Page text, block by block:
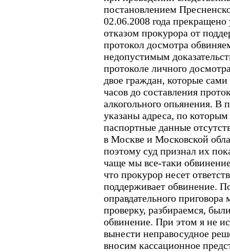
постановлением
02.06.2008 года прекращено
отказом прокурора от
протокол досмотра
недопустимым
протоколе личного
двое граждан, которые
часов до составления
алкогольного опьянения. В
указаны адреса, по
паспортные данные
в Москве и Московской
поэтому суд признал их
чаще мы все-таки
что прокурор несет
поддерживает обвинение.
оправдательного
проверку, разбираемся,
обвинение. При этом я не
вынести неправосудное
вносим кассационное